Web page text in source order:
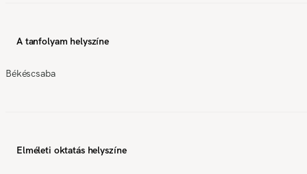
A tanfolyam helyszíne
Békéscsaba
Elméleti oktatás helyszíne